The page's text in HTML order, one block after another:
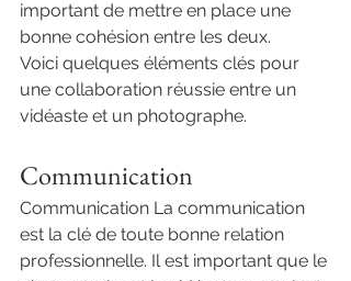
important de mettre en place une
bonne cohésion entre les deux.
Voici quelques éléments clés pour
une collaboration réussie entre un
vidéaste et un photographe.
Communication
Communication La communication
est la clé de toute bonne relation
professionnelle. Il est important que le